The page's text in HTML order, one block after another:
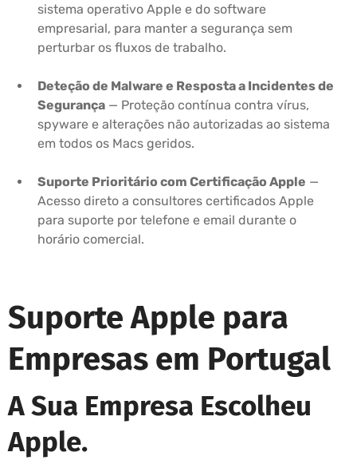
sistema operativo Apple e do software
empresarial, para manter a segurança sem
perturbar os fluxos de trabalho.
Deteção de Malware e Resposta a Incidentes de
Segurança — Proteção contínua contra vírus,
spyware e alterações não autorizadas ao sistema
em todos os Macs geridos.
Suporte Prioritário com Certificação Apple —
Acesso direto a consultores certificados Apple
para suporte por telefone e email durante o
horário comercial.
Suporte Apple para
Empresas em Portugal
A Sua Empresa Escolheu
Apple.